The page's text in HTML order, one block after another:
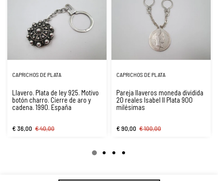
CAPRICHOS DE PLATA
Llavero. Plata de ley 925. Motivo
botón charro. Cierre de aro y
cadena. 1990. España
€ 36,00 € 40,00
CAPRICHOS DE PLATA
Pareja llaveros moneda dividida
20 reales Isabel II Plata 900
milésimas
€ 90,00 € 100,00